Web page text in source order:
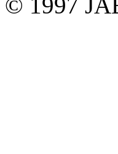
© 1997